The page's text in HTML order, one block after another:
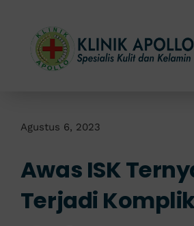
content
Layanan Kami
Info Klinik
Agustus 6, 2023
Awas ISK
Terjadi